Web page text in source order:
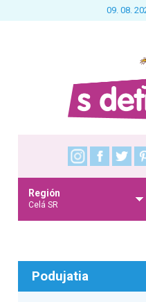
09. 08.
Región
Celá SR
Podujatia